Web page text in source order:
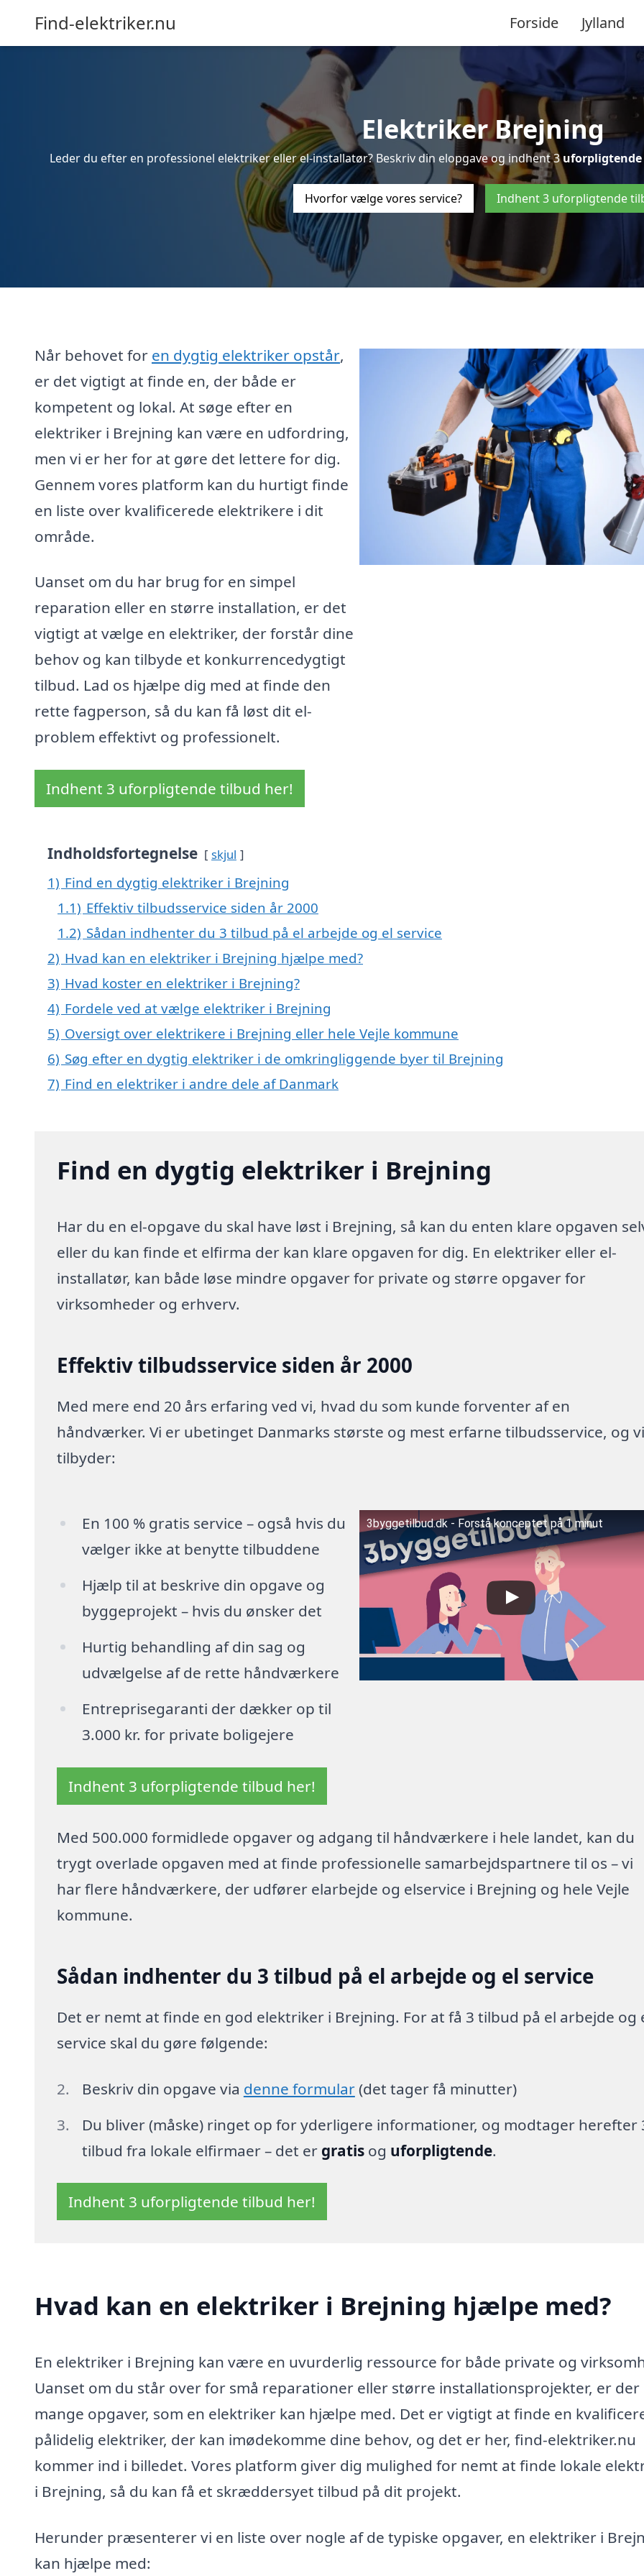
Find-elektriker.nu Forside Jylland
Elektriker Brejning
Leder du efter en professionel elektriker eller el-installatør? Beskriv din elopgave og indhent 3uforpligtende
Hvorfor vælge vores service? Indhent 3 uforpligtende
Når behovet for en dygtig elektriker opstår,
er det vigtigt at finde en, der både er
kompetent og lokal. At søge efter en
elektriker i Brejning kan være en udfordring,
men vi er her for at gøre det lettere for dig.
Gennem vores platform kan du hurtigt finde
en liste over kvalificerede elektrikere i dit
område.
Uanset om du har brug for en simpel
reparation eller en større installation, er det
vigtigt at vælge en elektriker, der forstår dine
behov og kan tilbyde et konkurrencedygtigt
tilbud. Lad os hjælpe dig med at finde den
rette fagperson, så du kan få løst dit el-
problem effektivt og professionelt.
Indhent 3 uforpligtende tilbud her!
Indholdsfortegnelse skjul
1) Find en dygtig elektriker i Brejning
1.1) Effektiv tilbudsservice siden år 2000
1.2) Sådan indhenter du 3 tilbud på el arbejde og el service
2) Hvad kan en elektriker i Brejning hjælpe med?
3) Hvad koster en elektriker i Brejning?
4) Fordele ved at vælge elektriker i Brejning
5) Oversigt over elektrikere i Brejning eller hele Vejle kommune
6) Søg efter en dygtig elektriker i de omkringliggende byer til Brejning
7) Find en elektriker i andre dele af Danmark
Find en dygtig elektriker i Brejning
Har du en el-opgave du skal have løst i Brejning, så kan du enten klare opgaven
eller du kan finde et elfirma der kan klare opgaven for dig. En elektriker eller el-
installatør, kan både løse mindre opgaver for private og større opgaver for
virksomheder og erhverv.
Effektiv tilbudsservice siden år 2000
Med mere end 20 års erfaring ved vi, hvad du som kunde forventer af en
håndværker. Vi er ubetinget Danmarks største og mest erfarne tilbudsservice, og
tilbyder:
En 100 % gratis service – også hvis du
vælger ikke at benytte tilbuddene
Hjælp til at beskrive din opgave og
byggeprojekt – hvis du ønsker det
Hurtig behandling af din sag og
udvælgelse af de rette håndværkere
Entreprisegaranti der dækker op til
3.000 kr. for private boligejere
3byggetilbud.dk - Forstå konceptet på 1 minut
Indhent 3 uforpligtende tilbud her!
Med 500.000 formidlede opgaver og adgang til håndværkere i hele landet, kan du
trygt overlade opgaven med at finde professionelle samarbejdspartnere til os – vi
har flere håndværkere, der udfører elarbejde og elservice i Brejning og hele Vejle
kommune.
Sådan indhenter du 3 tilbud på el arbejde og el service
Det er nemt at finde en god elektriker i Brejning. For at få 3 tilbud på el arbejde og
service skal du gøre følgende:
Beskriv din opgave via denne formular(det tager få minutter)
Du bliver (måske) ringet op for yderligere informationer, og modtager herefter
tilbud fra lokale elfirmaer – det er gratisog uforpligtende.
Indhent 3 uforpligtende tilbud her!
Hvad kan en elektriker i Brejning hjælpe med?
En elektriker i Brejning kan være en uvurderlig ressource for både private og
Uanset om du står over for små reparationer eller større installationsprojekter, er der
mange opgaver, som en elektriker kan hjælpe med. Det er vigtigt at finde en
pålidelig elektriker, der kan imødekomme dine behov, og det er her, find-elektriker.nu
kommer ind i billedet. Vores platform giver dig mulighed for nemt at finde lokale
i Brejning, så du kan få et skræddersyet tilbud på dit projekt.
Herunder præsenterer vi en liste over nogle af de typiske opgaver, en elektriker i
kan hjælpe med: